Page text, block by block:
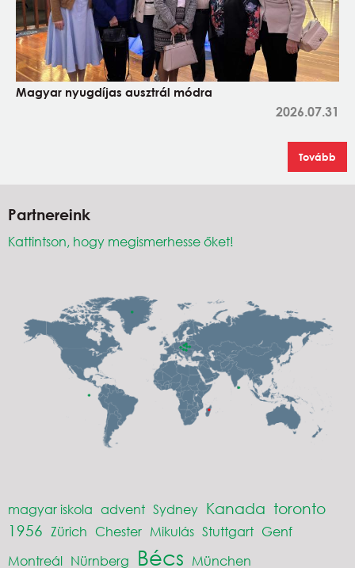
Magyar nyugdíjas ausztrál módra
2026.07.31
Tovább
Partnereink
Kattintson, hogy megismerhesse őket!
magyar iskola advent Sydney Kanada toronto
1956 Zürich Chester Mikulás Stuttgart Genf
Montreál Nürnberg Bécs München